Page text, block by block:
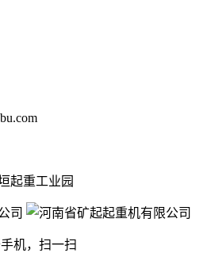
起重工业园
机，扫一扫